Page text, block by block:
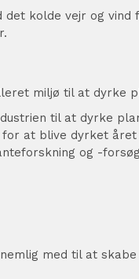
det kolde vejr og vind
miljø til at dyrke
til at dyrke
at blive dyrket året
og -
med til at